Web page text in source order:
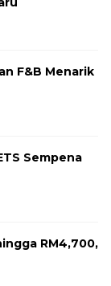
F&B Menarik
Sempena
RM4,700,